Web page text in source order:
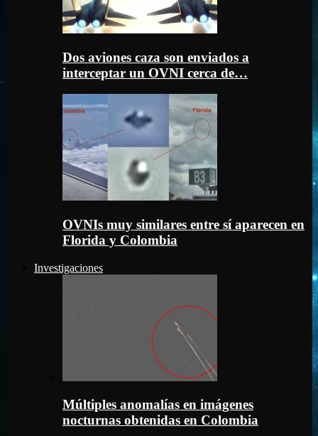
Dos aviones caza son enviados a
interceptar un OVNI cerca de…
OVNIs muy similares entre sí aparecen en
Florida y Colombia
Investigaciones
Múltiples anomalías en imágenes
nocturnas obtenidas en Colombia